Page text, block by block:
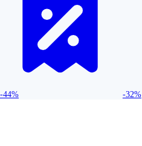
-44% -32%